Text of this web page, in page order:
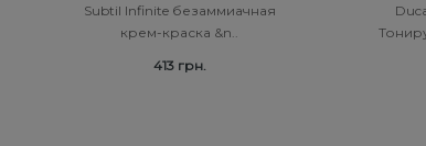
Subtil Infinite безаммиачная
крем-краска &n..
413 грн.